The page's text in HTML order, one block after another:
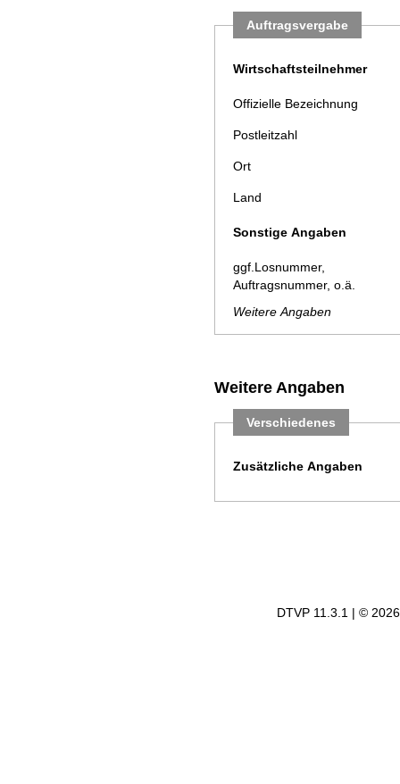
Auftragsvergabe
Wirtschaftsteilnehmer
Offizielle Bezeichnung
Postleitzahl
Ort
Land
Sonstige Angaben
ggf.Losnummer,
Auftragsnummer, o.ä.
Weitere Angaben
Weitere Angaben
Verschiedenes
Zusätzliche Angaben
DTVP 11.3.1 | ©